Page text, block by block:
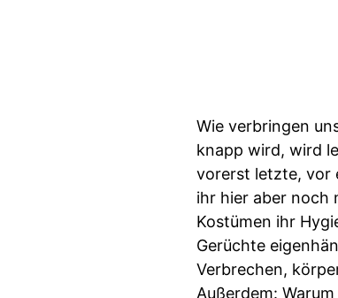
Wie verbringen
knapp wird, wird
vorerst letzte, vor
ihr hier aber noch
Kostümen ihr
Gerüchte
Verbrechen,
Außerdem: